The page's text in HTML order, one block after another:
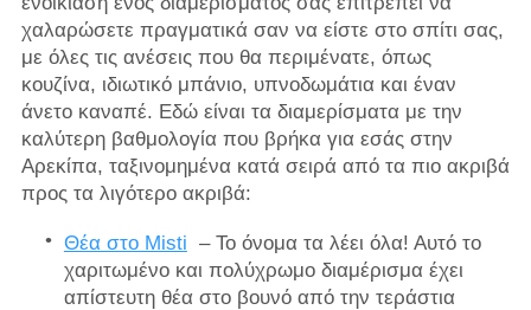
χαλαρώσετε πραγματικά σαν να είστε στο σπίτι σας,
με όλες τις ανέσεις που θα περιμένατε, όπως
κουζίνα, ιδιωτικό μπάνιο, υπνοδωμάτια και έναν
άνετο καναπέ. Εδώ είναι τα διαμερίσματα με την
καλύτερη βαθμολογία που βρήκα για εσάς στην
Αρεκίπα, ταξινομημένα κατά σειρά από τα πιο ακριβά
προς τα λιγότερο ακριβά:
Θέα στο Misti – Το όνομα τα λέει όλα! Αυτό το
χαριτωμένο και πολύχρωμο διαμέρισμα έχει
απίστευτη θέα στο βουνό από την τεράστια